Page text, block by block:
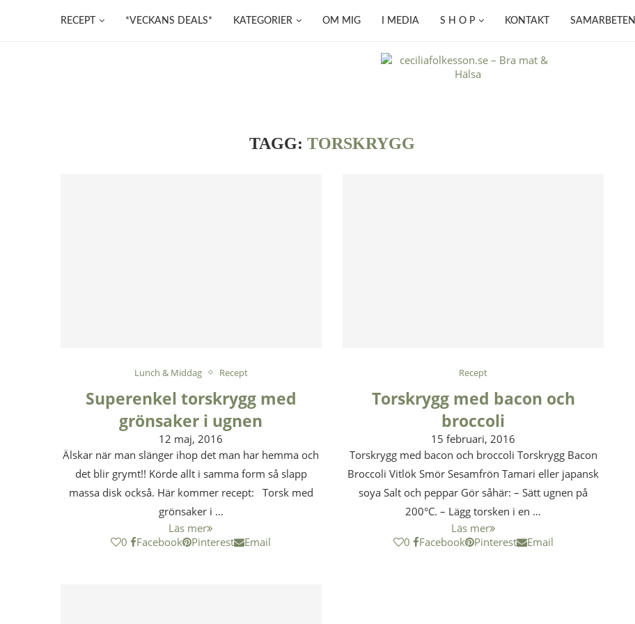
RECEPT *VECKANS DEALS* KATEGORIER OM MIG I MEDIA S H O P KONTAKT SAMARBETEN
TAGG: TORSKRYGG
Lunch & Middag Recept
Superenkel torskrygg med
grönsaker i ugnen
12 maj, 2016
Älskar när man slänger ihop det man har hemma och
det blir grymt!! Körde allt i samma form så slapp
massa disk också. Här kommer recept: Torsk med
grönsaker i …
Läs mer
0
Facebook Pinterest Email
Recept
Torskrygg med bacon och
broccoli
15 februari, 2016
Torskrygg med bacon och broccoli Torskrygg Bacon
Broccoli Vitlök Smör Sesamfrön Tamari eller japansk
soya Salt och peppar Gör såhär: – Sätt ugnen på
200°C. – Lägg torsken i en …
Läs mer
0
Facebook Pinterest Email